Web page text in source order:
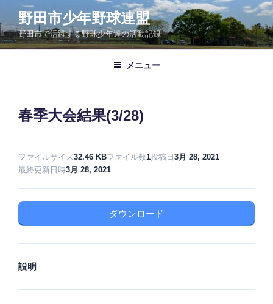
ン
テ
ン
へ
野田市少年野球連盟
野田市で活躍する野球少年達の活動記録
メニュー
春季大会結果(3/28)
ファイルサイズ32.46 KBファイル数1投稿日3月 28, 2021
最終更新日時3月 28, 2021
ダウンロード
説明